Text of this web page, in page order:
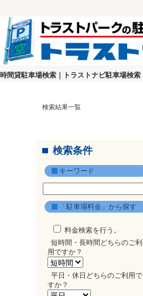
時間貸駐車場検索｜トラストナビ駐車場検索
検索結果一覧
検索条件
キーワード
「駐車場料金」から探す
料金検索を行う。
短時間・長時間どちらのご利
用ですか？
平日・休日どちらのご利用で
すか？